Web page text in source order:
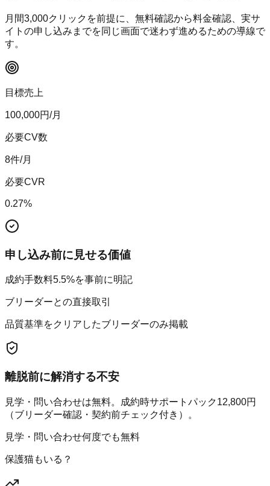
月間3,000クリックを前提に、無料確認から料金確認、実サ
イトの申し込みまでを同じ画面で迷わず進めるための導線で
す。
目標売上
100,000円/月
必要CV数
8件/月
必要CVR
0.27%
申し込み前に見せる価値
成約手数料5.5%を事前に明記
ブリーダーとの直接取引
品質基準をクリアしたブリーダーのみ掲載
離脱前に解消する不安
見学・問い合わせは無料。成約時サポートパック12,800円
（ブリーダー確認・契約前チェック付き）。
見学・問い合わせ何度でも無料
保護猫もいる？